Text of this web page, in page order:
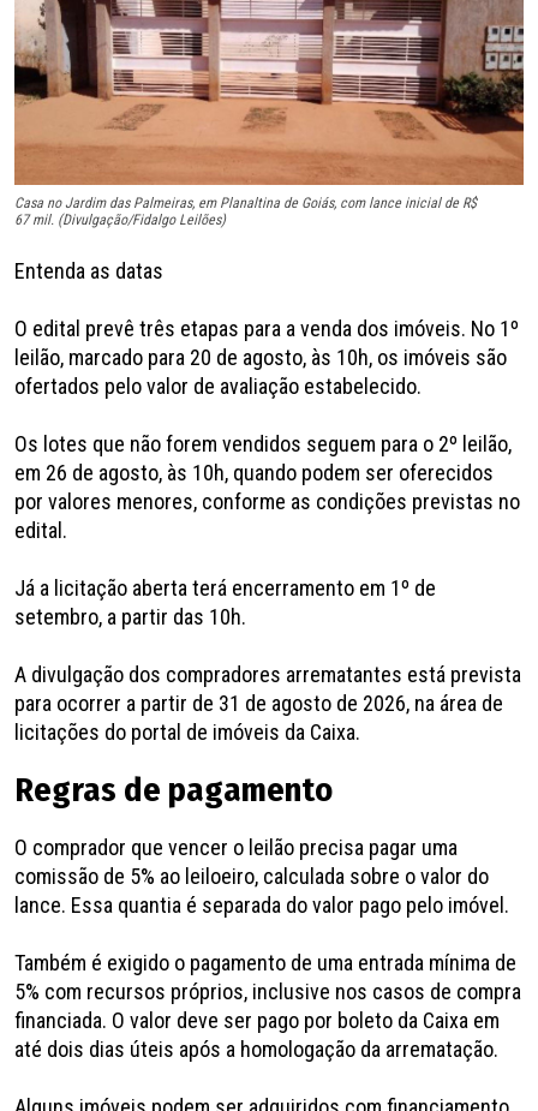
Casa no Jardim das Palmeiras, em Planaltina de Goiás, com lance inicial de R$
67 mil. (Divulgação/Fidalgo Leilões)
Entenda as datas
O edital prevê três etapas para a venda dos imóveis. No 1º
leilão, marcado para 20 de agosto, às 10h, os imóveis são
ofertados pelo valor de avaliação estabelecido.
Os lotes que não forem vendidos seguem para o 2º leilão,
em 26 de agosto, às 10h, quando podem ser oferecidos
por valores menores, conforme as condições previstas no
edital.
Já a licitação aberta terá encerramento em 1º de
setembro, a partir das 10h.
A divulgação dos compradores arrematantes está prevista
para ocorrer a partir de 31 de agosto de 2026, na área de
licitações do portal de imóveis da Caixa.
Regras de pagamento
O comprador que vencer o leilão precisa pagar uma
comissão de 5% ao leiloeiro, calculada sobre o valor do
lance. Essa quantia é separada do valor pago pelo imóvel.
Também é exigido o pagamento de uma entrada mínima de
5% com recursos próprios, inclusive nos casos de compra
financiada. O valor deve ser pago por boleto da Caixa em
até dois dias úteis após a homologação da arrematação.